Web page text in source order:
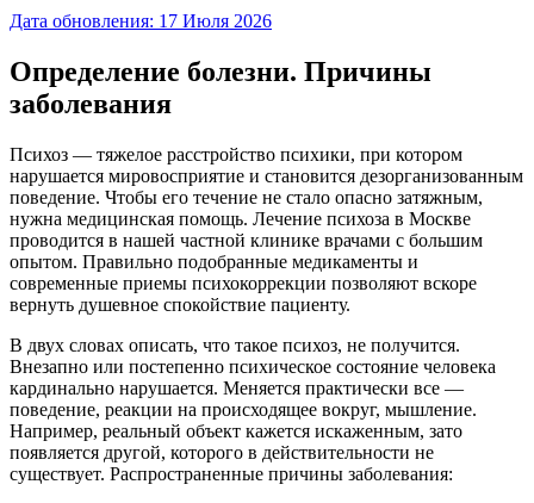
Дата обновления: 17 Июля 2026
Определение болезни. Причины
заболевания
Психоз — тяжелое расстройство психики, при котором
нарушается мировосприятие и становится дезорганизованным
поведение. Чтобы его течение не стало опасно затяжным,
нужна медицинская помощь. Лечение психоза в Москве
проводится в нашей частной клинике врачами с большим
опытом. Правильно подобранные медикаменты и
современные приемы психокоррекции позволяют вскоре
вернуть душевное спокойствие пациенту.
В двух словах описать, что такое психоз, не получится.
Внезапно или постепенно психическое состояние человека
кардинально нарушается. Меняется практически все —
поведение, реакции на происходящее вокруг, мышление.
Например, реальный объект кажется искаженным, зато
появляется другой, которого в действительности не
существует. Распространенные причины заболевания: